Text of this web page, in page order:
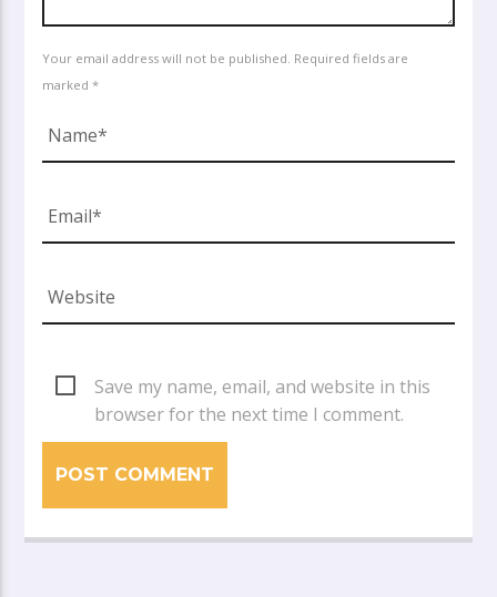
Your email address will not be published. Required fields are
marked *
Save my name, email, and website in this
browser for the next time I comment.